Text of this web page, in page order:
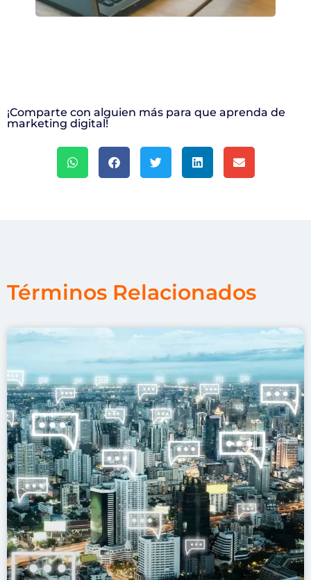
¡Comparte con alguien más para que aprenda de
marketing digital!
Términos Relacionados